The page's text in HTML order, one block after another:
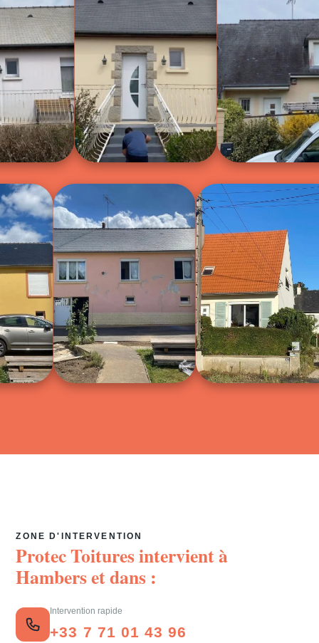
ZONE D'INTERVENTION
Protec Toitures intervient à
Hamberset dans :
Intervention rapide
+33 7 71 01 43 96